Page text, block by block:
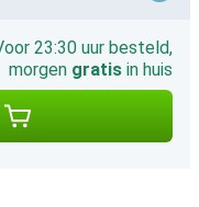
23:30 uur besteld,
morgen gratis in huis